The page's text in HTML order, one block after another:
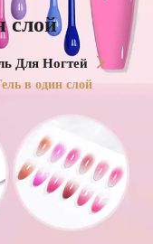
слой
Для Ногтей
в один слой